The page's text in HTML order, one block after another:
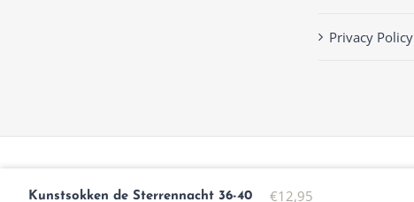
Kunstsokken de Sterrennacht 36-40 €12,95
Privacy Policy